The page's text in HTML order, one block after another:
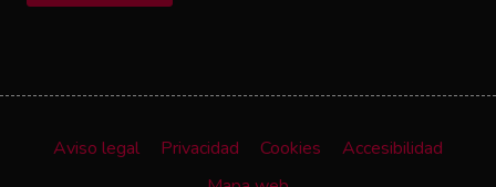
Aviso legal Privacidad Cookies
Accesibilidad